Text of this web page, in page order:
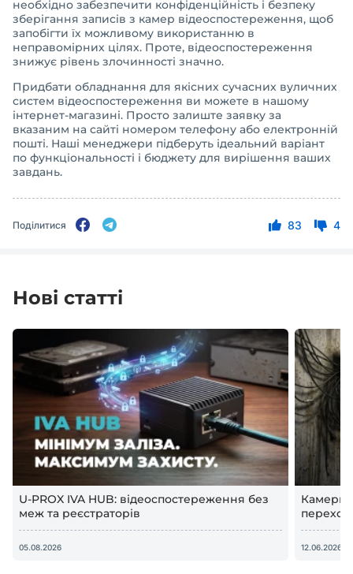
необхідно забезпечити конфіденційність і безпеку
зберігання записів з камер відеоспостереження, щоб
запобігти їх можливому використанню в
неправомірних цілях. Проте, відеоспостереження
знижує рівень злочинності значно.
Придбати обладнання для якісних сучасних вуличних
систем відеоспостереження ви можете в нашому
інтернет-магазині. Просто залиште заявку за
вказаним на сайті номером телефону або електронній
пошті. Наші менеджери підберуть ідеальний варіант
по функціональності і бюджету для вирішення ваших
завдань.
Поділитися 83 4
Нові статті
U-PROX IVA HUB: відеоспостереження без
меж та реєстраторів
05.08.2026
Камери
12.06.2026